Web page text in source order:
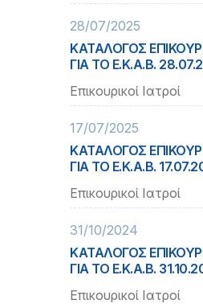
28/07/2025
ΚΑΤΑΛΟΓΟΣ
ΓΙΑ ΤΟ Ε.Κ.Α.Β.
Επικουρικοί Ιατροί
17/07/2025
ΚΑΤΑΛΟΓΟΣ
ΓΙΑ ΤΟ Ε.Κ.Α.Β.
Επικουρικοί Ιατροί
31/10/2024
ΚΑΤΑΛΟΓΟΣ
ΓΙΑ ΤΟ Ε.Κ.Α.Β.
Επικουρικοί Ιατροί